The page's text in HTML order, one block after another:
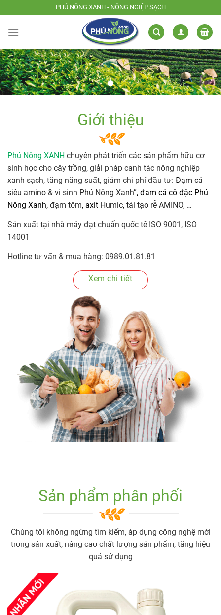
content
PHÚ NÔNG XANH - NÔNG NGIỆP SẠCH
Giới thiệu
Phú Nông XANH chuyên phát triển các sản phẩm hữu cơ
sinh học cho cây trồng, giải pháp canh tác nông nghiệp
xanh sạch, tăng năng suất, giảm chi phí đầu tư: Đạm cá
siêu amino & vi sinh Phú Nông Xanh”, đạm cá cô đặc Phú
Nông Xanh, đạm tôm, axit Humic, tái tạo rễ AMINO, …
Sản xuất tại nhà máy đạt chuẩn quốc tế ISO 9001, ISO
14001
Hotline tư vấn & mua hàng: 0989.01.81.81
Xem chi tiết
Sản phẩm phân phối
Chúng tôi không ngừng tìm kiếm, áp dụng công nghệ mới
trong sản xuất, nâng cao chất lượng sản phẩm, tăng hiệu
quả sử dụng